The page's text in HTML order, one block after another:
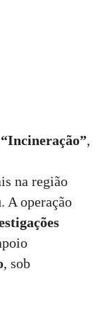
,
na região
. A operação
, sob